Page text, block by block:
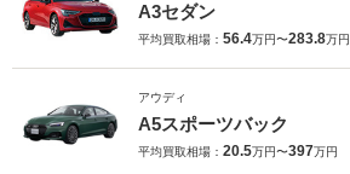
A3セダン
平均買取相場： 56.4万円〜283.8万円
アウディ
A5スポーツバック
平均買取相場： 20.5万円〜397万円